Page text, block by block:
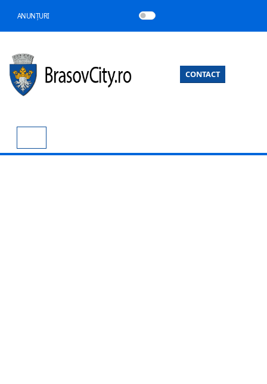
ANUNȚURI
CONTACT